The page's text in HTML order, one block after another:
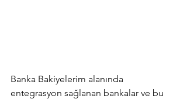
Banka Bakiyelerim alanında
entegrasyon sağlanan bankalar ve bu